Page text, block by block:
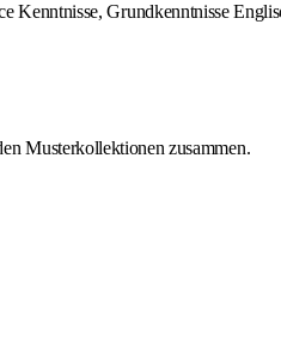
Kenntnisse, Grundkenntnisse
Musterkollektionen zusammen.